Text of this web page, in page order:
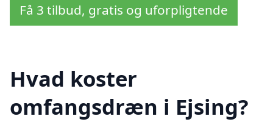
Få 3 tilbud, gratis og uforpligtende
Hvad koster
omfangsdræn i Ejsing?